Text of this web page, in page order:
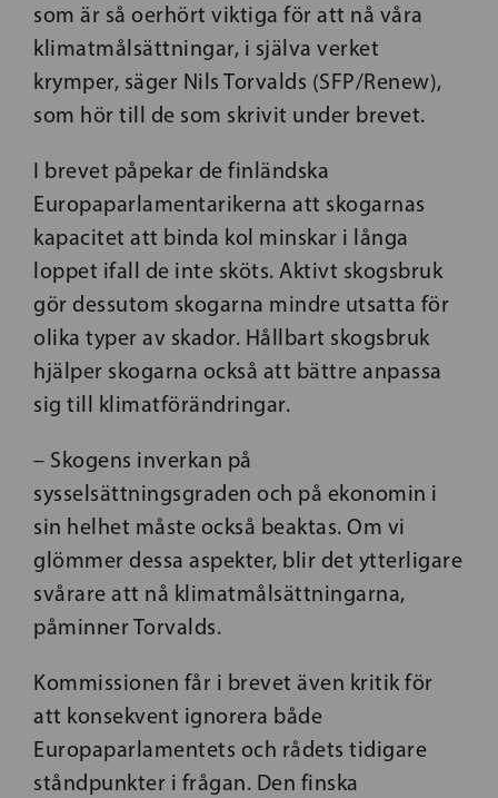
som är så oerhört viktiga för att nå våra
klimatmålsättningar, i själva verket
krymper, säger Nils Torvalds (SFP/Renew),
som hör till de som skrivit under brevet.
I brevet påpekar de finländska
Europaparlamentarikerna att skogarnas
kapacitet att binda kol minskar i långa
loppet ifall de inte sköts. Aktivt skogsbruk
gör dessutom skogarna mindre utsatta för
olika typer av skador. Hållbart skogsbruk
hjälper skogarna också att bättre anpassa
sig till klimatförändringar.
– Skogens inverkan på
sysselsättningsgraden och på ekonomin i
sin helhet måste också beaktas. Om vi
glömmer dessa aspekter, blir det ytterligare
svårare att nå klimatmålsättningarna,
påminner Torvalds.
Kommissionen får i brevet även kritik för
att konsekvent ignorera både
Europaparlamentets och rådets tidigare
ståndpunkter i frågan. Den finska